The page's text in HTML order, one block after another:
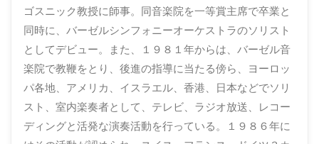
ー
(福
岡
県
大
牟
ゴスニック教授に師事。同音楽院を一等賞主席で卒業と
同時に、バーゼルシンフォニーオーケストラのソリスト
としてデビュー。また、１９８１年からは、バーゼル音
楽院で教鞭をとり、後進の指導に当たる傍ら、ヨーロッ
パ各地、アメリカ、イスラエル、香港、日本などでソリ
スト、室内楽奏者として、テレビ、ラジオ放送、レコー
ディングと活発な演奏活動を行っている。１９８６年に